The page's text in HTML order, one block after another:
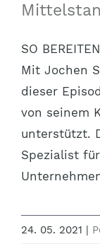
SO
Mit Jochen
dieser
von seinem
unterstützt.
Spezialist
24. 05. 2021 |